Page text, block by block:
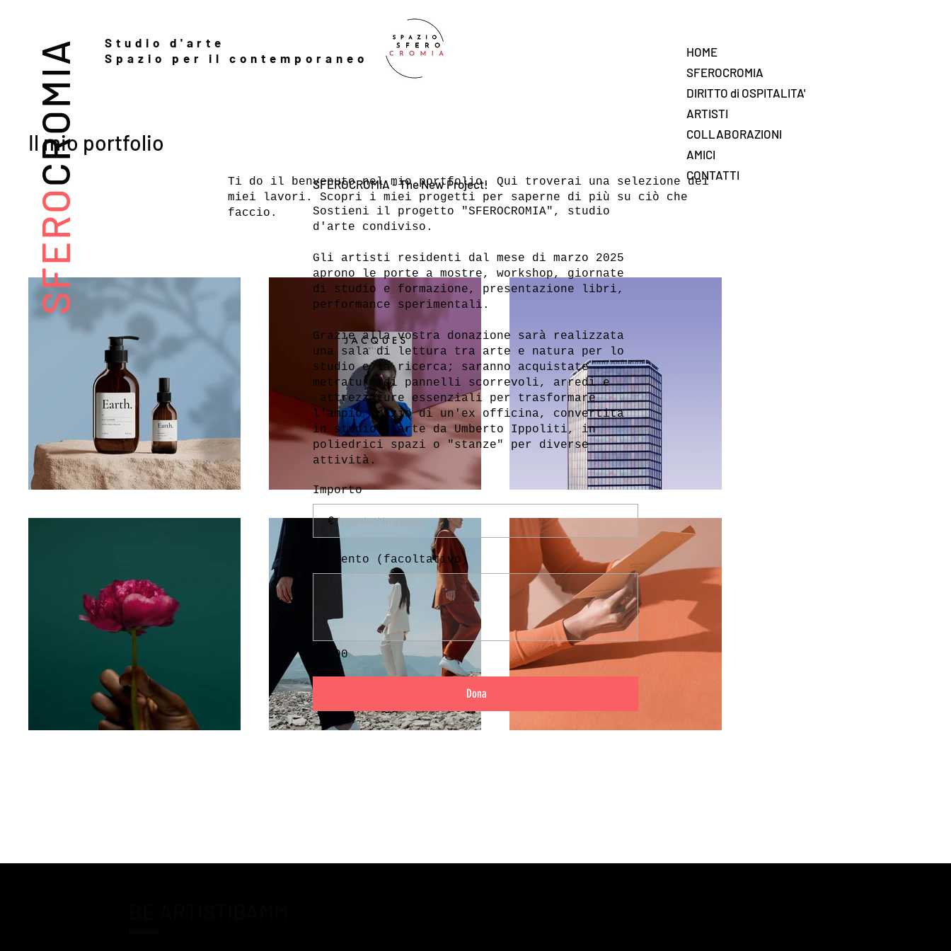
SFERO
CROMIA
HOME
SFEROCROMIA
DIRITTO di OSPITALITA'
ARTISTI
COLLABORAZIONI
AMICI
CONTATTI
Studio d'arte
Spazio per il contemporaneo
Il mio portfolio
Ti do il benvenuto nel mio portfolio. Qui troverai una selezione dei
miei lavori. Scopri i miei progetti per saperne di più su ciò che
faccio.
SFEROCROMIA - The New Project!
Sostieni il progetto "SFEROCROMIA", studio
d'arte condiviso.
Gli artisti residenti dal mese di marzo 2025
aprono le porte a mostre, workshop, giornate
di studio e formazione, presentazione libri,
performance sperimentali.
Grazie alla vostra donazione sarà realizzata
una sala di lettura tra arte e natura per lo
studio e la ricerca; saranno acquistate
metrature di pannelli scorrevoli, arredi e
attrezzature essenziali per trasformare
l'ampio spazio di un'ex officina, convertita
in studio d'arte da Umberto Ippoliti, in
poliedrici spazi o "stanze" per diverse
attività.
Importo
€
0/100
Commento (facoltativo)
Dona